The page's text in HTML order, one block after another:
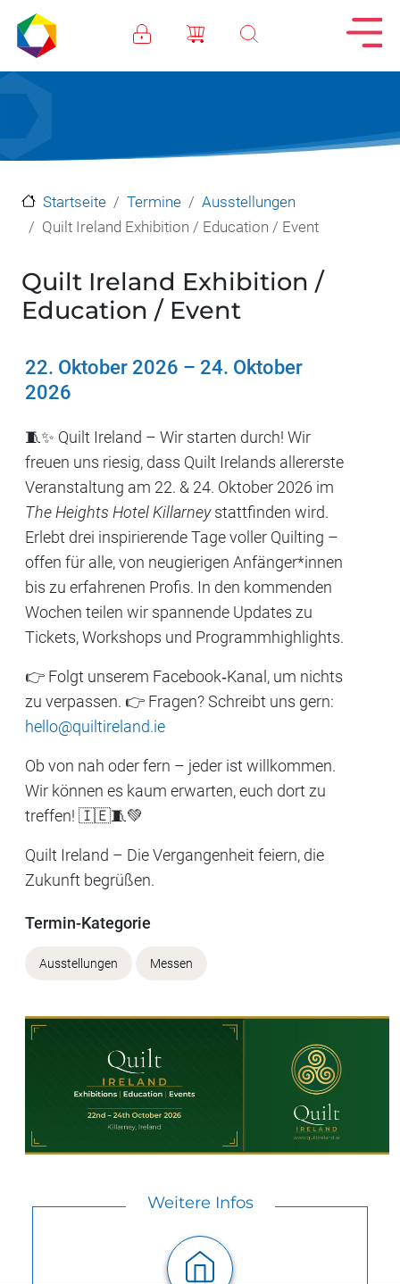
Direkt zum Inhalt
Startseite Termine
Ausstellungen
Quilt Ireland Exhibition / Education / Event
Quilt Ireland Exhibition /
Education / Event
22. Oktober 2026 – 24. Oktober
2026
🧵✨ Quilt Ireland – Wir starten durch! Wir
freuen uns riesig, dass Quilt Irelands allererste
Veranstaltung am 22. & 24. Oktober 2026 im
The Heights Hotel Killarneystattfinden wird.
Erlebt drei inspirierende Tage voller Quilting –
offen für alle, von neugierigen Anfänger*innen
bis zu erfahrenen Profis. In den kommenden
Wochen teilen wir spannende Updates zu
Tickets, Workshops und Programmhighlights.
👉 Folgt unserem Facebook‑Kanal, um nichts
zu verpassen. 👉 Fragen? Schreibt uns gern:
hello@quiltireland.ie
Ob von nah oder fern – jeder ist willkommen.
Wir können es kaum erwarten, euch dort zu
treffen! 🇮🇪🧵💚
Quilt Ireland – Die Vergangenheit feiern, die
Zukunft begrüßen.
Termin-Kategorie
Ausstellungen Messen
Weitere Infos